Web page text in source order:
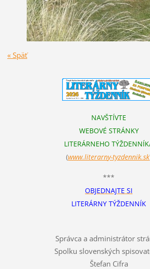
« Späť
NAVŠTÍVTE
WEBOVÉ STRÁNKY
LITERÁRNEHO
(www.literarny-tyzdennik.sk
***
OBJEDNAJTE SI
LITERÁRNY TÝŽDENNÍK
Správca a administrátor
Spolku slovenských
Štefan Cifra